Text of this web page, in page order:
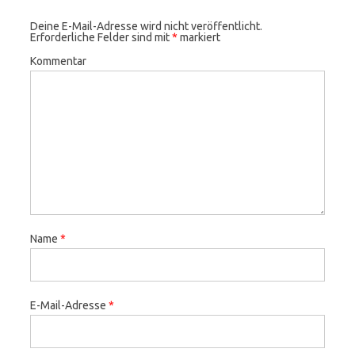
Deine E-Mail-Adresse wird nicht veröffentlicht.
Erforderliche Felder sind mit* markiert
Kommentar
Name *
E-Mail-Adresse *